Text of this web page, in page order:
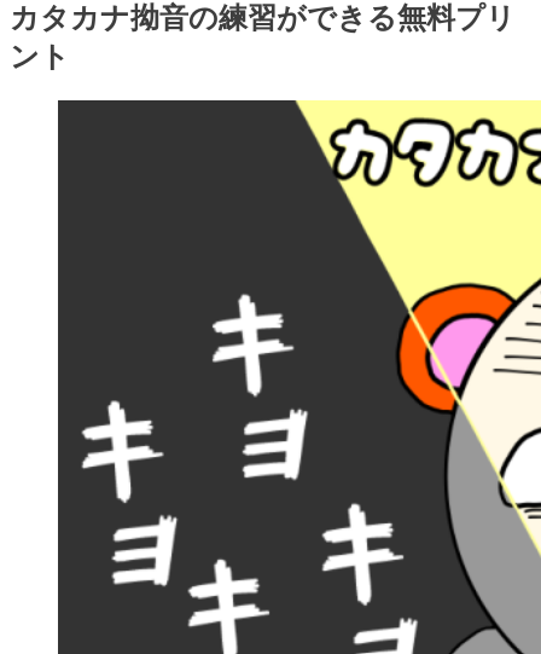
カタカナ拗音の練習ができる無料プリ
ント